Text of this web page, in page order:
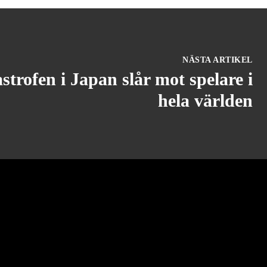
NÄSTA ARTIKEL
i Japan slår mot spelare i
hela världen